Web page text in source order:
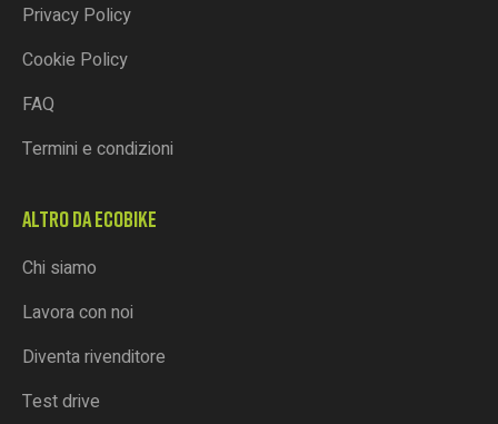
Privacy Policy
Cookie Policy
FAQ
Termini e condizioni
ALTRO DA ECOBIKE
Chi siamo
Lavora con noi
Diventa rivenditore
Test drive